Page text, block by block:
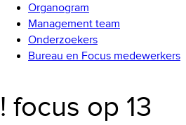
Organogram
Management team
Onderzoekers
Bureau en Focus medewerkers
! focus op 13